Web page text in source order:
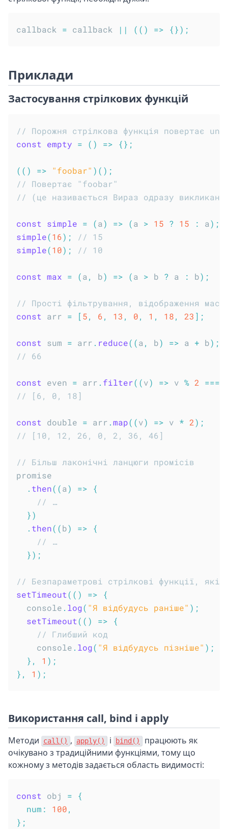
callback = callback || ( ( ) => {}) ;
Приклади
Застосування стрілкових функцій
// Порожня стрілкова функція повертає
const
empty = ( ) => {} ;
( ( ) => "foobar" ) ( ) ;
// Повертає "foobar"
// (це називається Вираз одразу
const simple = (a) => (a > 15 ? 15 : a) ;
simple(16) ;
// 15
simple(10) ; // 10
const max = (a , b) => (a > b ? a : b) ;
// Прості фільтрування, відображення
const arr = [5, 6, 13 , 0, 1 , 18, 23 ] ;
const sum = arr . reduce( (a , b) => a + b) ;
// 66
const even = arr . filter( (v) => v % 2 ===
// [6, 0, 18]
const double = arr .map( (v) => v * 2) ;
// [10, 12, 26, 0, 2, 36, 46]
// Більш лаконічні ланцюги промісів
promise
. then( (a) =>
{
// …
})
. then( (b) =>
{
// …
}) ;
// Безпараметрові стрілкові функції, які
setTimeout( ( ) =>
{
  console
. log( "Я відбудусь раніше" ) ;
setTimeout( ( ) =>
{
// Глибший код
    console
. log( "Я відбудусь пізніше" ) ;
} , 1 ) ;
} , 1 ) ;
Використання call, bind і apply
Методи call() , apply() і bind()
працюють як
очікувано з традиційними функціями, тому що
кожному з методів задається область видимості:
const obj =
{
num : 100,
} ;